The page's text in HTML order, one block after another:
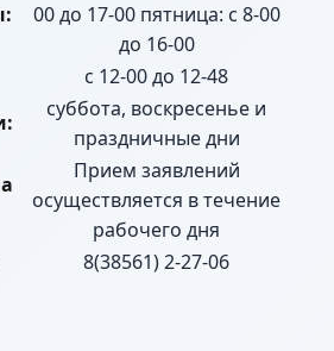
00 до 17-00 пятница: с 8-00
до 16-00
с 12-00 до 12-48
суббота, воскресенье и
праздничные дни
Прием заявлений
осуществляется в течение
рабочего дня
8(38561) 2-27-06